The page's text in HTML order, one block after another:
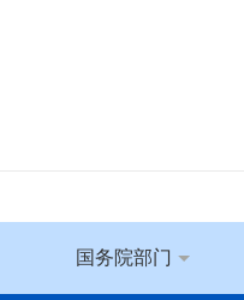
国务院部门